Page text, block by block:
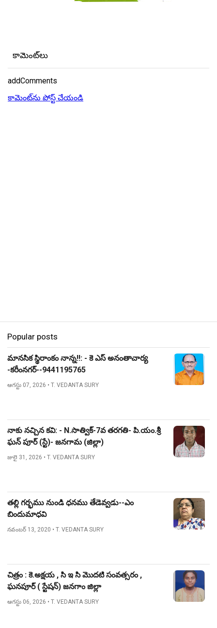
కామెంట్‌లు
addComments
కామెంట్‌ను పోస్ట్ చేయండి
Popular posts
మానసిక స్థిరాంకం నాన్న!!: - కె ఎస్ అనంతాచార్య
-కరీంనగర్--9441195765
ఆగస్టు 07, 2026 • T. VEDANTA SURY
నాకు నచ్చిన కవి: - N.సాత్విక్-7వ తరగతి- పి.యం.శ్రీ
ఘన్ పూర్ (స్టే)- జనగామ (జిల్లా)
జులై 31, 2026 • T. VEDANTA SURY
తల్లి గర్భము నుండి ధనము తేడెవ్వడు--ఎం
బిందుమాధవి
నవంబర్ 13, 2020 • T. VEDANTA SURY
చిత్రం : కె.అక్షయ , సి ఇ సి మొదటి సంవత్సరం ,
ఘనపూర్ ( స్టేషన్) జనగాం జిల్లా
ఆగస్టు 06, 2026 • T. VEDANTA SURY